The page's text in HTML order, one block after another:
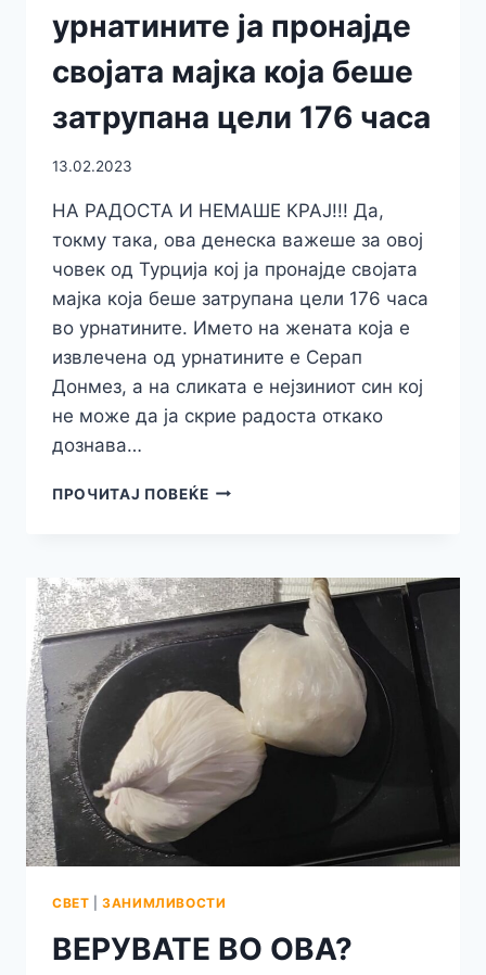
урнатините ја пронајде
својата мајка која беше
затрупана цели 176 часа
13.02.2023
НА РАДОСТА И НЕМАШЕ КРАЈ!!! Да,
токму така, ова денеска важеше за овој
човек од Турција кој ја пронајде својата
мајка која беше затрупана цели 176 часа
во урнатините. Името на жената која е
извлечена од урнатините е Серап
Донмез, а на сликата е нејзиниот син кој
не може да ја скрие радоста откако
дознава…
ПРОЧИТАЈ ПОВЕЌЕНА
КРАЈ:
ПОД
УРНАТИНИТЕ
ЈА
ПРОНАЈДЕ
СВОЈАТА
МАЈКА
КОЈА
БЕШЕ
ЗАТРУПАНА
ЦЕЛИ
СВЕТ |ЗАНИМЛИВОСТИ
ВЕРУВАТЕ ВО ОВА?